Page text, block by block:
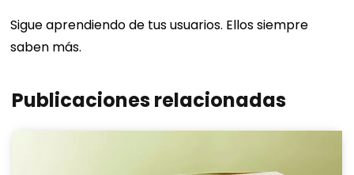
Sigue aprendiendo de tus usuarios. Ellos siempre
saben más.
Publicaciones relacionadas